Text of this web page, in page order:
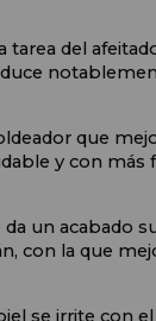
tarea del
que
y con más
da un acabado
con la que
se irrite con